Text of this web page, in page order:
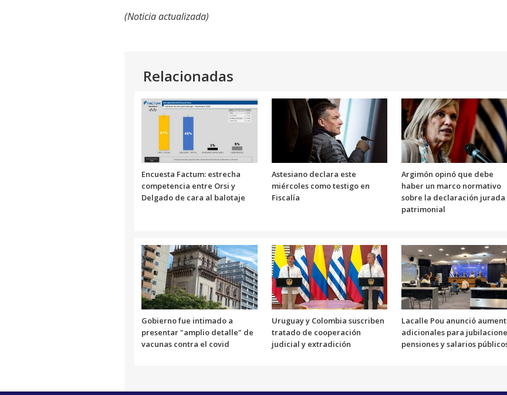
(Noticia actualizada)
Relacionadas
Encuesta Factum: estrecha
competencia entre Orsi y
Delgado de cara al balotaje
Astesiano declara este
miércoles como testigo en
Fiscalía
Argimón opinó que debe
haber un marco normativo
sobre la declaración jurada
patrimonial
Gobierno fue intimado a
presentar "amplio detalle" de
vacunas contra el covid
Uruguay y Colombia suscriben
tratado de cooperación
judicial y extradición
Lacalle Pou anunció
adicionales para
pensiones y salarios